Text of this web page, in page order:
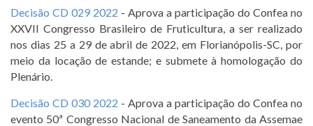
Decisão CD 029 2022 - Aprova a participação do Confea no
XXVII Congresso Brasileiro de Fruticultura, a ser realizado
nos dias 25 a 29 de abril de 2022, em Florianópolis-SC, por
meio da locação de estande; e submete à homologação do
Plenário.
Decisão CD 030 2022 - Aprova a participação do Confea no
evento 50ª Congresso Nacional de Saneamento da Assemae